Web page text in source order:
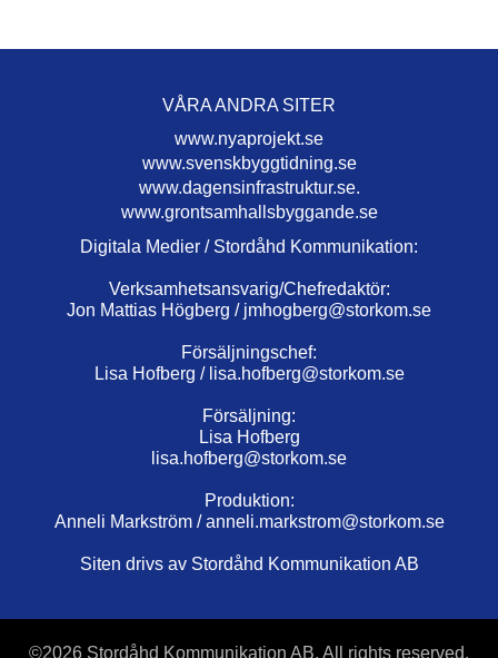
VÅRA ANDRA SITER
www.nyaprojekt.se
www.svenskbyggtidning.se
www.dagensinfrastruktur.se.
www.grontsamhallsbyggande.se
Digitala Medier / Stordåhd Kommunikation:
Verksamhetsansvarig/Chefredaktör:
Jon Mattias Högberg / jmhogberg@storkom.se
Försäljningschef:
Lisa Hofberg / lisa.hofberg@storkom.se
Försäljning:
Lisa Hofberg
lisa.hofberg@storkom.se
Produktion:
Anneli Markström /anneli.markstrom@storkom.se
Siten drivs av Stordåhd Kommunikation AB
©2026 Stordåhd Kommunikation AB, All rights reserved.